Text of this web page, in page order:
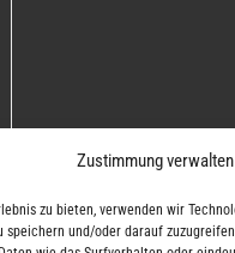
Zustimmung verwalten
zu bieten, verwenden wir
und/oder darauf